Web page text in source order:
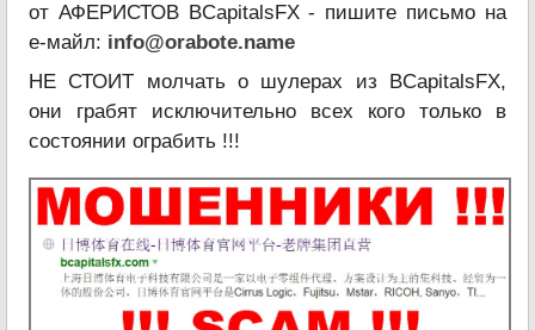
от АФЕРИСТОВ BCapitalsFX - пишите письмо на
е-майл: info@orabote.name
НЕ СТОИТ молчать о шулерах из BCapitalsFX,
они грабят исключительно всех кого только в
состоянии ограбить !!!